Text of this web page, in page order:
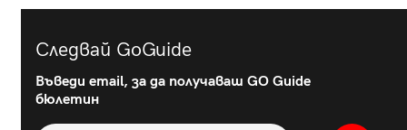
Следвай GoGuide
Въведи email, за да получаваш GO Guide
бюлетин